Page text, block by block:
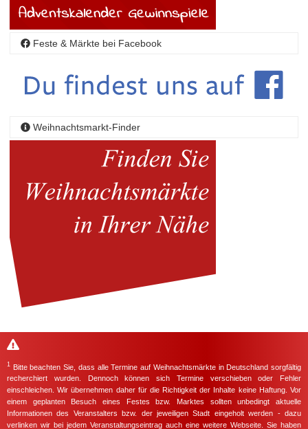
Feste & Märkte bei Facebook
Weihnachtsmarkt-Finder
1
Bitte beachten Sie, dass alle Termine auf Weihnachtsmärkte in Deutschland sorgfältig
recherchiert wurden. Dennoch können sich Termine verschieben oder Fehler
einschleichen. Wir übernehmen daher für die Richtigkeit der Inhalte keine Haftung. Vor
einem geplanten Besuch eines Festes bzw. Marktes sollten unbedingt aktuelle
Informationen des Veranstalters bzw. der jeweiligen Stadt eingeholt werden - dazu
verlinken wir bei jedem Veranstaltungseintrag auch eine weitere Webseite. Sie haben